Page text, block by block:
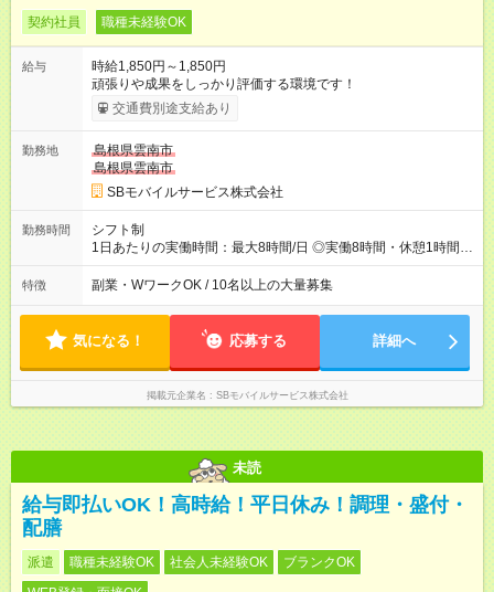
契約社員 職種未経験OK
給与
時給1,850円～1,850円
頑張りや成果をしっかり評価する環境です！
交通費別途支給あり
勤務地
島根県雲南市
島根県雲南市
SBモバイルサービス株式会社
勤務時間
シフト制
1日あたりの実働時間：最大8時間/日 ◎実働8時間・休憩1時間 ◎
残業は月平均5時間程度です
特徴 副業・WワークOK / 10名以上の大量募集
気になる！ 応募する 詳細へ
掲載元企業名 SBモバイルサービス株式会社
未読
給与即払いOK！高時給！平日休み！調理・盛付・
配膳
派遣 職種未経験OK 社会人未経験OK
ブランクOK